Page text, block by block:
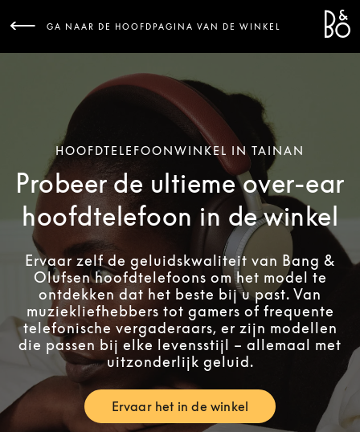
GA NAAR DE HOOFDPAGINA VAN DE WINKEL
HOOFDTELEFOONWINKEL IN TAINAN
Probeer de ultieme over-ear
hoofdtelefoon in de winkel
Ervaar zelf de geluidskwaliteit van Bang &
Olufsen hoofdtelefoons om het model te
ontdekken dat het beste bij u past. Van
muziekliefhebbers tot gamers of frequente
telefonische vergaderaars, er zijn modellen
die passen bij elke levensstijl – allemaal met
uitzonderlijk geluid.
Ervaar het in de winkel
Link Opens in New Tab